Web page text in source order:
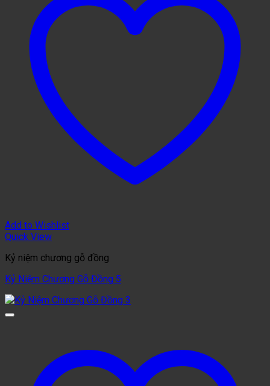
Add to Wishlist
Quick View
Kỷ niệm chương gỗ đồng
Kỷ Niệm Chương Gỗ Đồng 5